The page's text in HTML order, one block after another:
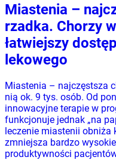
Miastenia –
rzadka. Chorzy
łatwiejszy
lekowego
Miastenia – najczęstsza
nią ok. 9 tys. osób. Od
innowacyjne terapie w
funkcjonuje jednak „na
leczenie miastenii
zmniejsza bardzo
produktywności